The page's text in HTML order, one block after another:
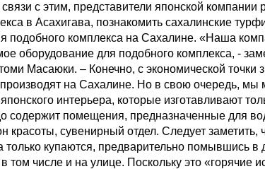
с этим, представители японской
в Асахигава, познакомить сахалинские
подобного комплекса на Сахалине. «Наша
оборудование для подобного комплекса, -
Масаюки. – Конечно, с экономической точки
на Сахалине. Но в свою очередь,
интерьера, которые изготавливают
содержит помещения, предназначенные для
красоты, сувенирный отдел. Следует
только купаются, предварительно помывшись
том числе и на улице. Поскольку это «горячие